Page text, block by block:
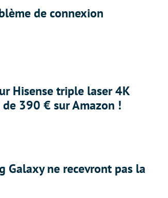
de connexion
Hisense triple laser 4K
de 390 € sur Amazon !
Galaxy ne recevront pas la